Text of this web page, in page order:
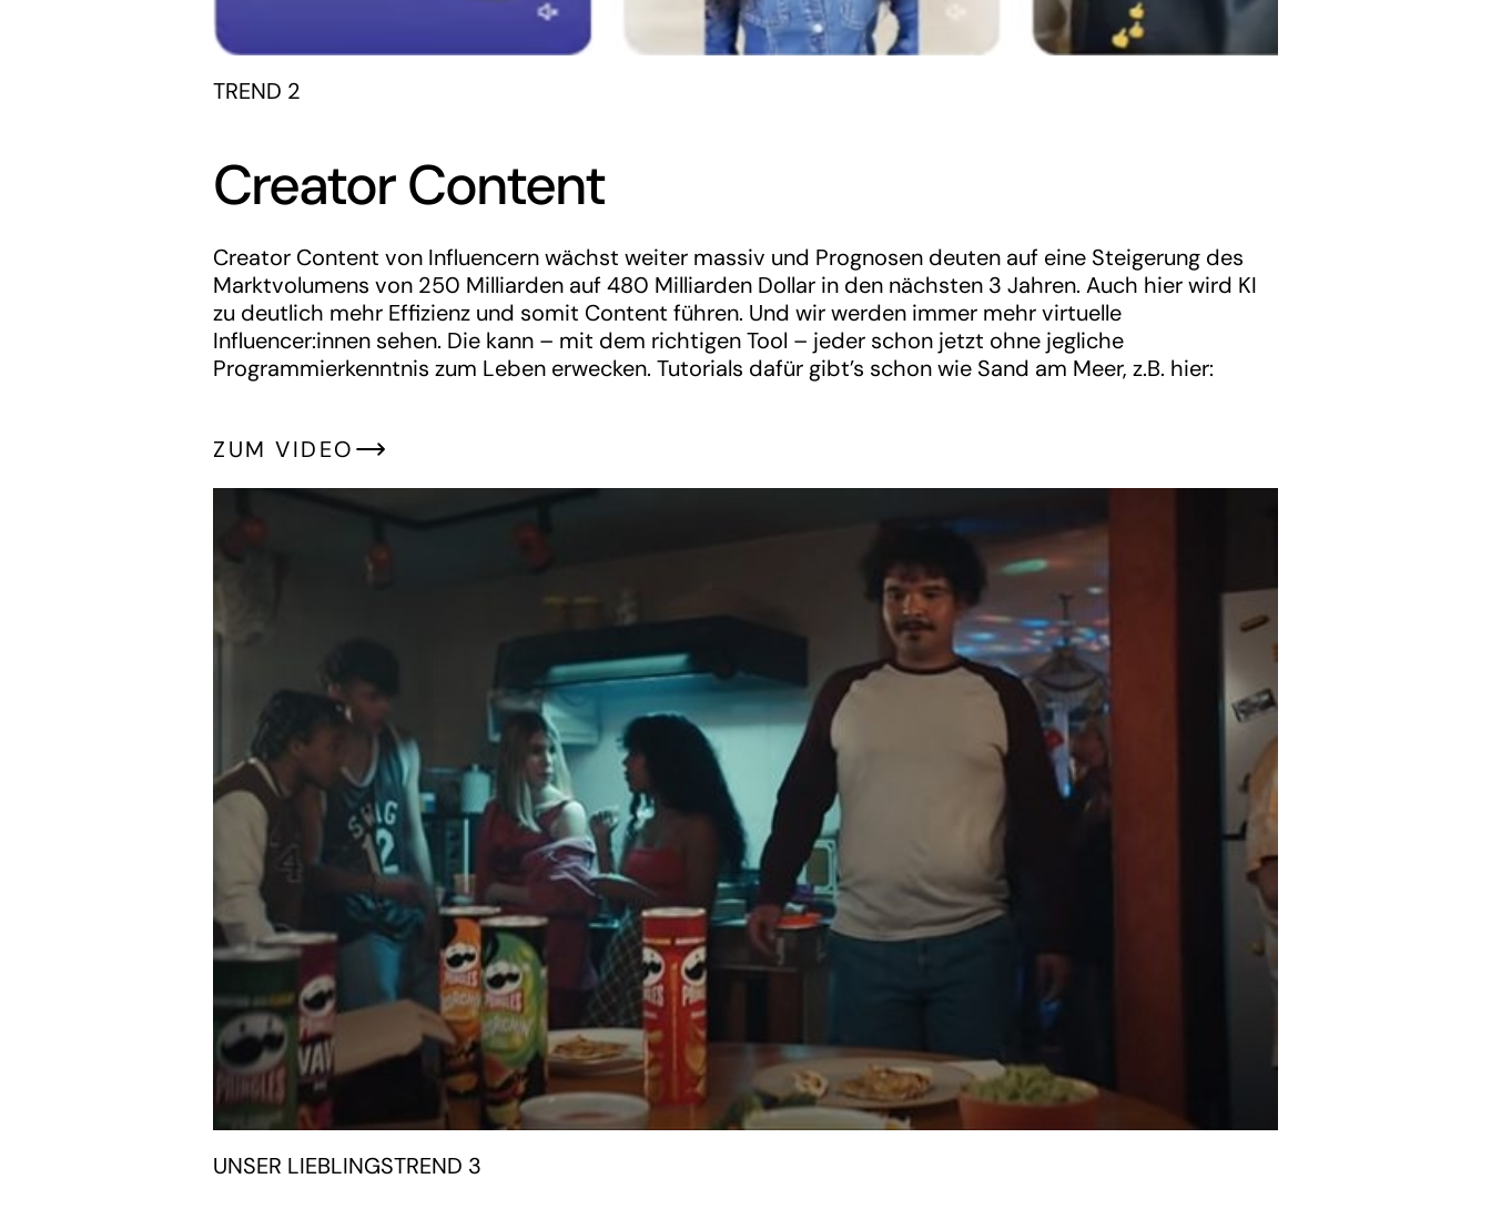
TREND 2
Creator Content
‍Creator Content von Influencern wächst weiter massiv und Prognosen deuten auf eine Steigerung des
Marktvolumens von 250 Milliarden auf 480 Milliarden Dollar in den nächsten 3 Jahren. Auch hier wird KI
zu deutlich mehr Effizienz und somit Content führen. Und wir werden immer mehr virtuelle
Influencer:innen sehen. Die kann – mit dem richtigen Tool – jeder schon jetzt ohne jegliche
Programmierkenntnis zum Leben erwecken. Tutorials dafür gibt’s schon wie Sand am Meer, z.B. hier:
ZUM VIDEO
UNSER LIEBLINGSTREND 3